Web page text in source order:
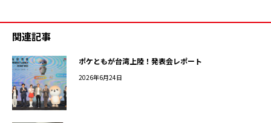
関連記事
ポケともが台湾上陸！発表会レポート
2026年6月24日